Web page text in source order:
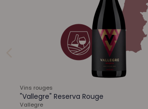
Vins rouges
"Vallegre" Reserva Rouge
Vallegre